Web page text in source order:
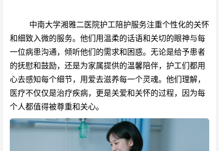
中南大学湘雅二医院护工陪护服务注重个性化的关怀
和细致入微的服务。他们用温柔的话语和关切的眼神与每
一位病患沟通，倾听他们的需求和困惑。无论是给予患者
的抚慰和鼓励，还是为家属提供的温馨陪伴，护工们都用
心去感知每个细节，用爱去滋养每一个灵魂。他们理解，
医疗不仅仅是治疗疾病，更是关爱和关怀的过程，因为每
个人都值得被尊重和关心。